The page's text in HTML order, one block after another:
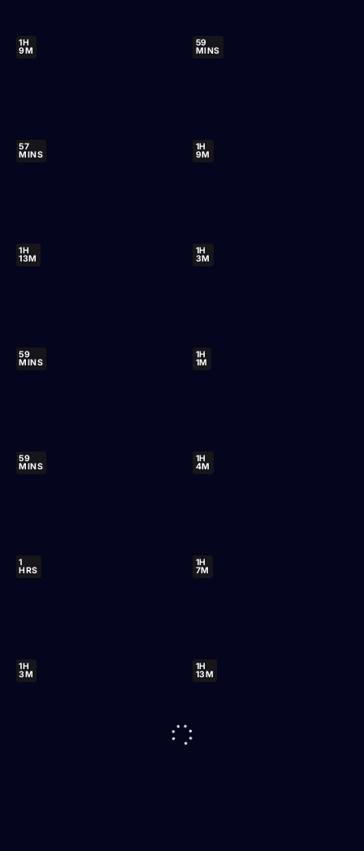
1H
9M
59
MINS
57
MINS
1H
9M
1H
13M
1H
3M
59
MINS
1H
1M
59
MINS
1H
4M
1
HRS
1H
7M
1H
3M
1H
13M